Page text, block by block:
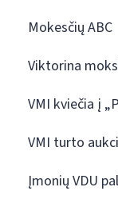
Mokesčių ABC
Viktorina
VMI kviečia į
VMI turto
Įmonių VDU